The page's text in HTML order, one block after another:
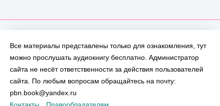
Все материалы представлены только для ознакомления, тут
можно прослушать аудиокнигу бесплатно. Администратор
сайта не несёт ответственности за действия пользователей
сайта. По любым вопросам обращайтесь на почту:
pbn.book@yandex.ru